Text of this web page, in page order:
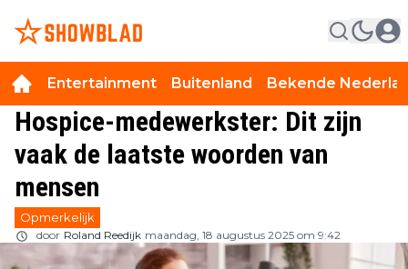
Entertainment Buitenland Bekende
Hospice-medewerkster: Dit zijn
vaak de laatste woorden van
mensen
Opmerkelijk
door Roland Reedijk maandag, 18 augustus 2025 om 9:42